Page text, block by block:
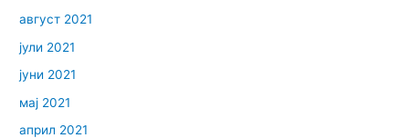
август 2021
јули 2021
јуни 2021
мај 2021
април 2021